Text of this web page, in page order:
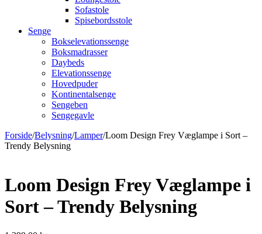
Sofastole
Spisebordsstole
Senge
Bokselevationssenge
Boksmadrasser
Daybeds
Elevationssenge
Hovedpuder
Kontinentalsenge
Sengeben
Sengegavle
Forside/Belysning/Lamper/Loom Design Frey Væglampe i Sort –
Trendy Belysning
Loom Design Frey Væglampe i
Sort – Trendy Belysning